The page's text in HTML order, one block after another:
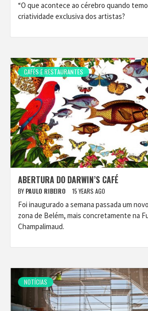
“O que acontece ao cérebro quando
criatividade exclusiva dos artistas?
CAFÉS E RESTAURANTES
ABERTURA DO DARWIN’S CAFÉ
BY PAULO RIBEIRO 15 YEARS AGO
Foi inaugurado a semana passada um
zona de Belém, mais concretamente na
Champalimaud.
NOTÍCIAS